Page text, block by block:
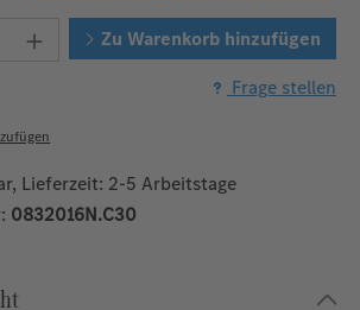
Anzahl: Gib den
Zu Warenkorb hinzufügen
Frage stellen
Lieferzeit: 2-5 Arbeitstage
0832016N.C30